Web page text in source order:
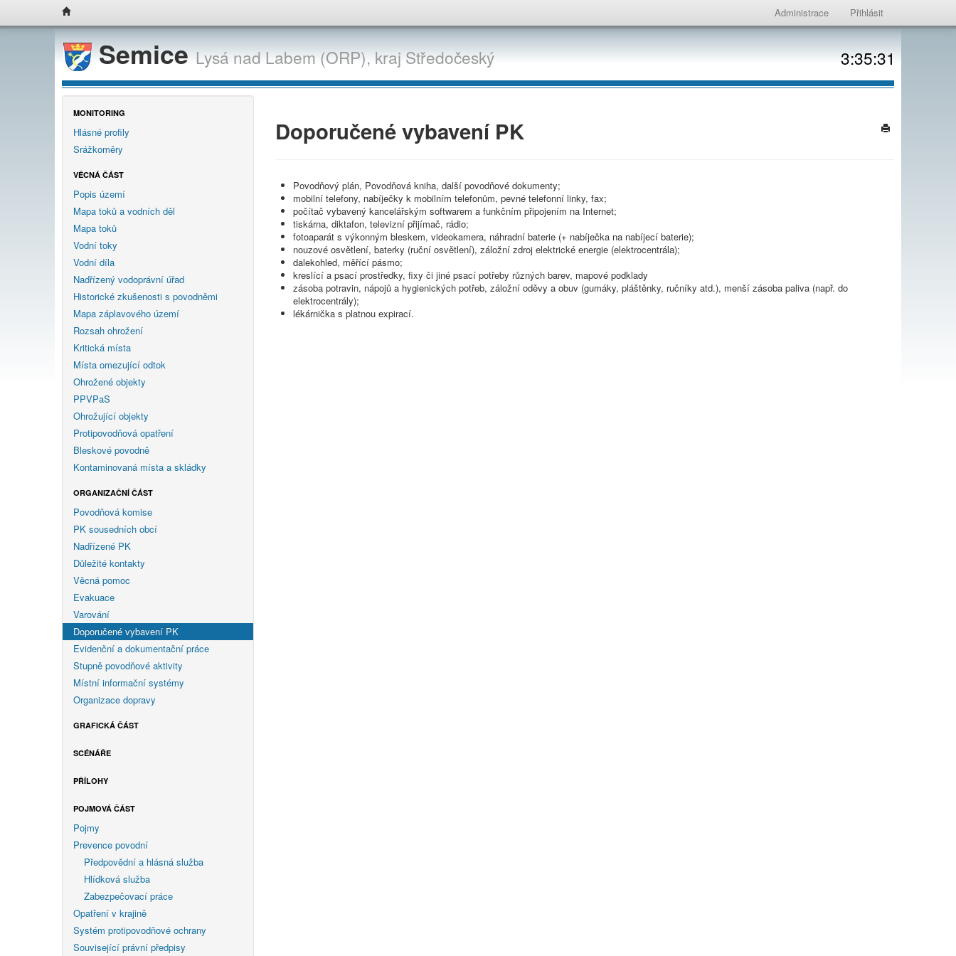
Administrace Přihlásit
SemiceLysá nad Labem (ORP),krajStředočeský 3:35:31
MONITORING
Hlásné profily
Srážkoměry
VĚCNÁ ČÁST
Popis území
Mapa toků a vodních děl
Mapa toků
Vodní toky
Vodní díla
Nadřízený vodoprávní úřad
Historické zkušenosti s povodněmi
Mapa záplavového území
Rozsah ohrožení
Kritická místa
Místa omezující odtok
Ohrožené objekty
PPVPaS
Ohrožující objekty
Protipovodňová opatření
Bleskové povodně
Kontaminovaná místa a skládky
ORGANIZAČNÍ ČÁST
Povodňová komise
PK sousedních obcí
Nadřízené PK
Důležité kontakty
Věcná pomoc
Evakuace
Varování
Doporučené vybavení PK
Evidenční a dokumentační práce
Stupně povodňové aktivity
Místní informační systémy
Organizace dopravy
GRAFICKÁ ČÁST
SCÉNÁŘE
PŘÍLOHY
POJMOVÁ ČÁST
Pojmy
Prevence povodní
Předpovědní a hlásná služba
Hlídková služba
Zabezpečovací práce
Opatření v krajině
Systém protipovodňové ochrany
Související právní předpisy
Doporučené vybavení PK
Povodňový plán, Povodňová kniha, další povodňové dokumenty;
mobilní telefony, nabíječky k mobilním telefonům, pevné telefonní linky, fax;
počítač vybavený kancelářským softwarem a funkčním připojením na Internet;
tiskárna, diktafon, televizní přijímač, rádio;
fotoaparát s výkonným bleskem, videokamera, náhradní baterie (+ nabíječka na nabíjecí baterie);
nouzové osvětlení, baterky (ruční osvětlení), záložní zdroj elektrické energie (elektrocentrála);
dalekohled, měřící pásmo;
kreslící a psací prostředky, fixy či jiné psací potřeby různých barev, mapové podklady
zásoba potravin, nápojů a hygienických potřeb, záložní oděvy a obuv (gumáky, pláštěnky, ručníky atd.), menší zásoba paliva (např. do
elektrocentrály);
lékárnička s platnou expirací.